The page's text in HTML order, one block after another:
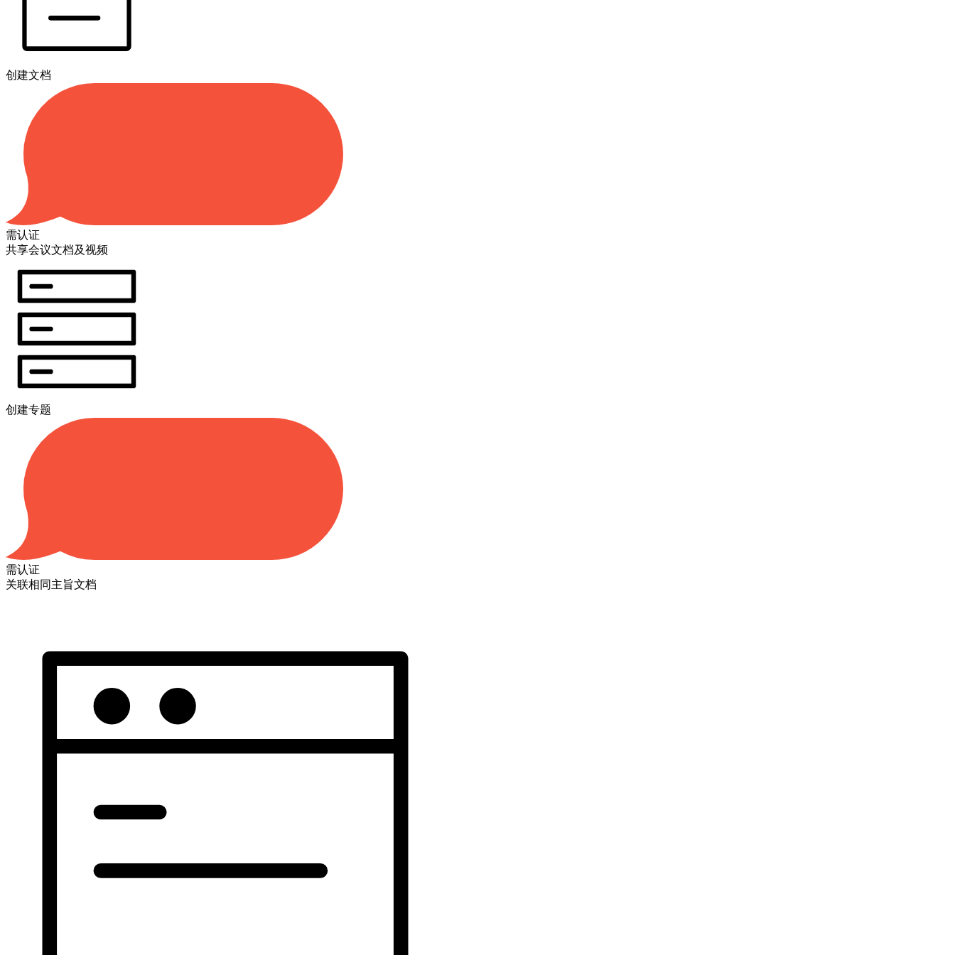
创建文档
需认证
共享会议文档及视频
创建专题
需认证
关联相同主旨文档